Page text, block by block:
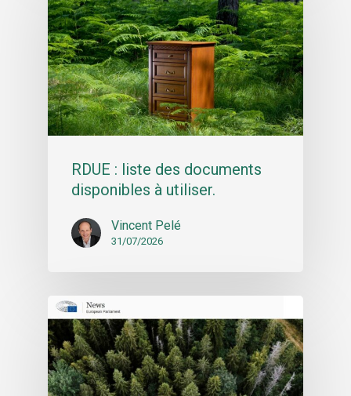
RDUE : liste des documents
disponibles à utiliser.
Vincent Pelé
31/07/2026